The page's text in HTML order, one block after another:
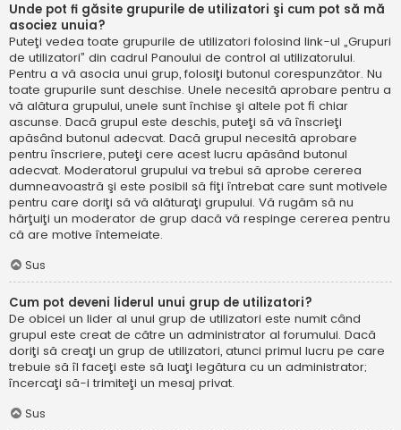
Unde pot fi găsite grupurile de utilizatori şi cum pot să mă
asociez unuia?
Puteţi vedea toate grupurile de utilizatori folosind link-ul „Grupuri
de utilizatori” din cadrul Panoului de control al utilizatorului.
Pentru a vă asocia unui grup, folosiţi butonul corespunzător. Nu
toate grupurile sunt deschise. Unele necesită aprobare pentru a
vă alătura grupului, unele sunt închise şi altele pot fi chiar
ascunse. Dacă grupul este deschis, puteţi să vă înscrieţi
apăsând butonul adecvat. Dacă grupul necesită aprobare
pentru înscriere, puteţi cere acest lucru apăsând butonul
adecvat. Moderatorul grupului va trebui să aprobe cererea
dumneavoastră şi este posibil să fiţi întrebat care sunt motivele
pentru care doriţi să vă alăturaţi grupului. Vă rugăm să nu
hărţuiţi un moderator de grup dacă vă respinge cererea pentru
că are motive întemeiate.
Sus
Cum pot deveni liderul unui grup de utilizatori?
De obicei un lider al unui grup de utilizatori este numit când
grupul este creat de către un administrator al forumului. Dacă
doriţi să creaţi un grup de utilizatori, atunci primul lucru pe care
trebuie să îl faceţi este să luaţi legătura cu un administrator;
încercaţi să-i trimiteţi un mesaj privat.
Sus